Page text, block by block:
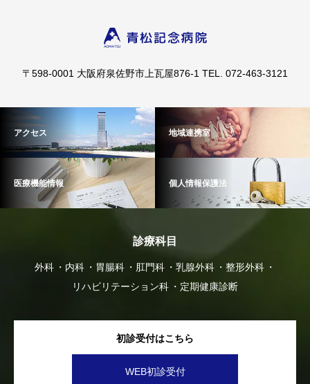
〒598-0001 大阪府泉佐野市上瓦屋876-1 TEL. 072-463-3121
アクセス 地域連携室
医療機能情報 個人情報保護法
診療科目
外科 内科 胃腸科 肛門科 乳腺外科
整形外科
リハビリテーション科
定期健康診断
初診受付はこちら
WEB初診受付